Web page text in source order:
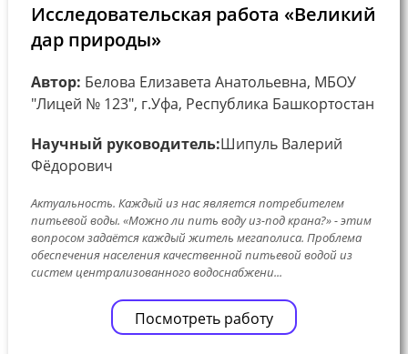
Исследовательская работа «Великий
дар природы»
Автор: Белова Елизавета Анатольевна, МБОУ
"Лицей № 123", г.Уфа, Республика Башкортостан
Научный руководитель:Шипуль Валерий
Фёдорович
Актуальность. Каждый из нас является потребителем
питьевой воды. «Можно ли пить воду из-под крана?» - этим
вопросом задаётся каждый житель мегаполиса. Проблема
обеспечения населения качественной питьевой водой из
систем централизованного водоснабжени...
Посмотреть работу